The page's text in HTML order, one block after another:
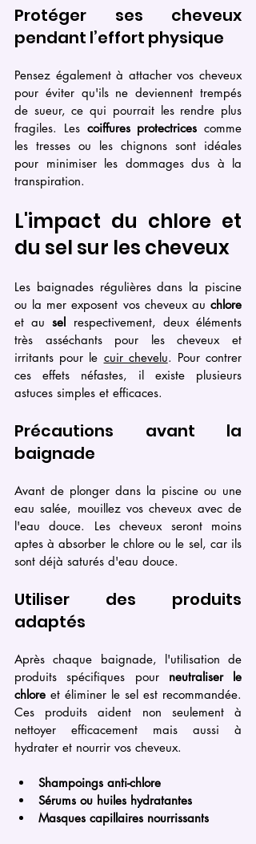
Protéger ses cheveux
pendant l’effort physique
Pensez également à attacher vos cheveux
pour éviter qu'ils ne deviennent trempés
de sueur, ce qui pourrait les rendre plus
fragiles. Les coiffures protectrices comme
les tresses ou les chignons sont idéales
pour minimiser les dommages dus à la
transpiration.
L'impact du chlore et
du sel sur les cheveux
Les baignades régulières dans la piscine
ou la mer exposent vos cheveux au chlore
et au sel respectivement, deux éléments
très asséchants pour les cheveux et
irritants pour le cuir chevelu. Pour contrer
ces effets néfastes, il existe plusieurs
astuces simples et efficaces.
Précautions avant la
baignade
Avant de plonger dans la piscine ou une
eau salée, mouillez vos cheveux avec de
l'eau douce. Les cheveux seront moins
aptes à absorber le chlore ou le sel, car ils
sont déjà saturés d'eau douce.
Utiliser des produits
adaptés
Après chaque baignade, l'utilisation de
produits spécifiques pour neutraliser le
chlore et éliminer le sel est recommandée.
Ces produits aident non seulement à
nettoyer efficacement mais aussi à
hydrater et nourrir vos cheveux.
Shampoings anti-chlore
Sérums ou huiles hydratantes
Masques capillaires nourrissants